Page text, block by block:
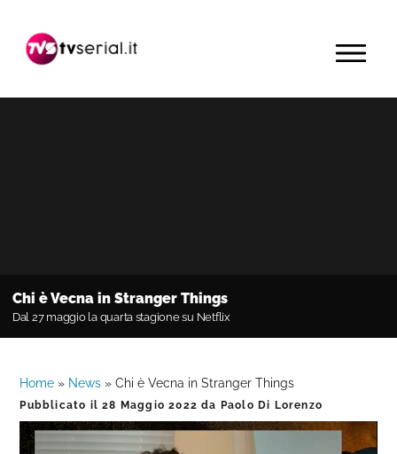
navigazione
contenuto
barra
primaria
MENU
Chi è Vecna in Stranger Things
Dal 27 maggio la quarta stagione su Netflix
Home » News »Chi è Vecna in Stranger Things
Pubblicato il28 Maggio 2022 da Paolo Di Lorenzo